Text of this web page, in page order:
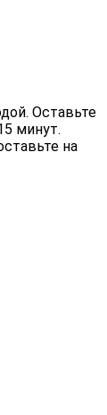
Оставьте
минут.
на